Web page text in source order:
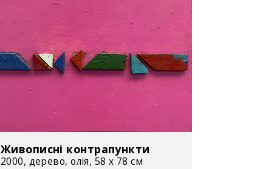
Живописні контрапункти
2000, дерево, олія, 58 х 78 см